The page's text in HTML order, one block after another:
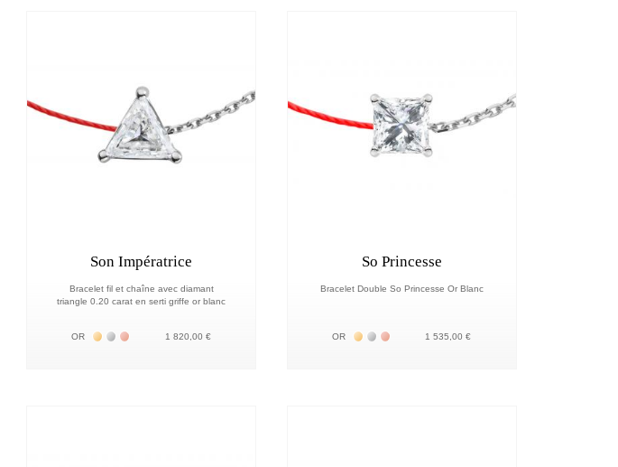
Son Impératrice
Bracelet fil et chaîne avec diamant
triangle 0.20 carat en serti griffe or blanc
OR Жёлтое золото 18К
Белое золото 18К
Розовое золото 18К
1 820,00 €
So Princesse
Bracelet Double So Princesse Or Blanc
OR Жёлтое золото 18К
Белое золото 18К
Розовое золото 18К
1 535,00 €